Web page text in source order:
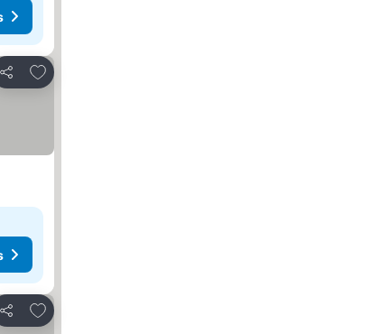
Partilhar
Adicionar aos favoritos
Partilhar
Adicionar aos favoritos